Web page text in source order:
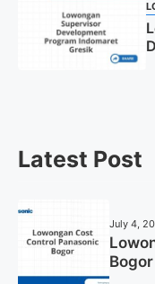
Latest Post
July 4,